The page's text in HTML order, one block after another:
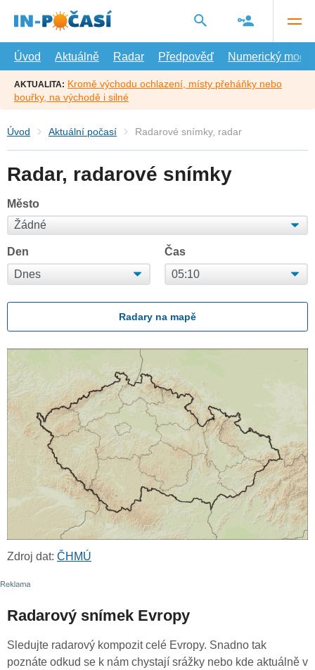
hlavní
Úvod
Aktuálně Radar Předpověď Numerický model
AKTUALITA: Kromě východu ochlazení, místy přeháňky nebo
bouřky, na východě i silné
Úvod Aktuální počasí Radarové snímky, radar
Radar, radarové snímky
Město
Den Čas
Radary na mapě
Zdroj dat: ČHMÚ
Radarový snímek Evropy
Sledujte radarový kompozit celé Evropy. Snadno tak
poznáte odkud se k nám chystají srážky nebo kde aktuálně v